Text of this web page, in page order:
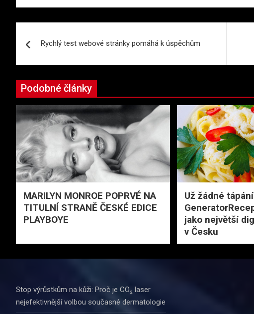
pro
Rychlý test webové stránky pomáhá k úspěchům
Podobné články
MARILYN MONROE POPRVÉ NA
TITULNÍ STRANĚ ČESKÉ EDICE
PLAYBOYE
Už žádné
jako největší
v Česku
Stop výrůstkům na kůži: Proč je CO₂ laser
nejefektivnější volbou současné dermatologie